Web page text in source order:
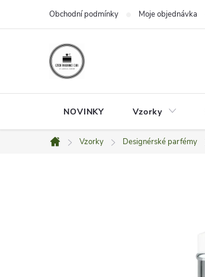
Obchodní podmínky Moje objednávka
NOVINKY Vzorky
Domů
Vzorky Designérské parfémy